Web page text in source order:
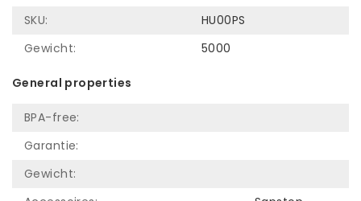
SKU:
HU00PS
Gewicht:
5000
General properties
BPA-free:
Garantie:
Gewicht: